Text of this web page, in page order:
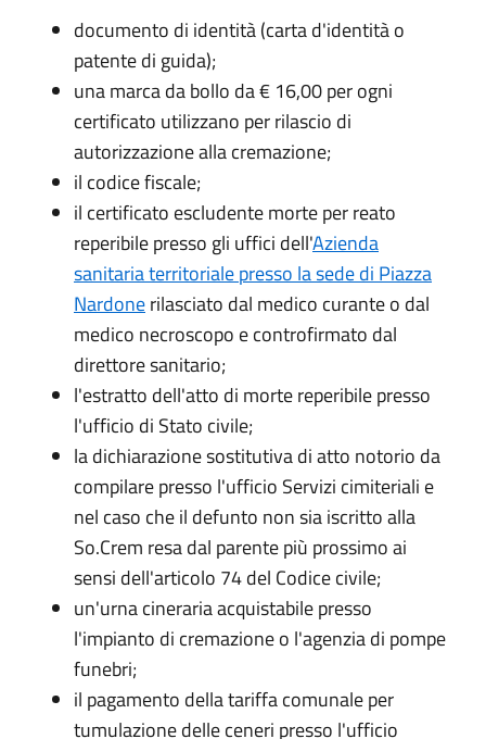
documento di identità (carta d'identità o
patente di guida);
una marca da bollo da € 16,00 per ogni
certificato utilizzano per rilascio di
autorizzazione alla cremazione;
il codice fiscale;
il certificato escludente morte per reato
reperibile presso gli uffici dell'Azienda
sanitaria territoriale presso la sede di Piazza
Nardonerilasciato dal medico curante o dal
medico necroscopo e controfirmato dal
direttore sanitario;
l'estratto dell'atto di morte reperibile presso
l'ufficio di Stato civile;
la dichiarazione sostitutiva di atto notorio da
compilare presso l'ufficio Servizi cimiteriali e
nel caso che il defunto non sia iscritto alla
So.Crem resa dal parente più prossimo ai
sensi dell'articolo 74 del Codice civile;
un'urna cineraria acquistabile presso
l'impianto di cremazione o l'agenzia di pompe
funebri;
il pagamento della tariffa comunale per
tumulazione delle ceneri presso l'ufficio